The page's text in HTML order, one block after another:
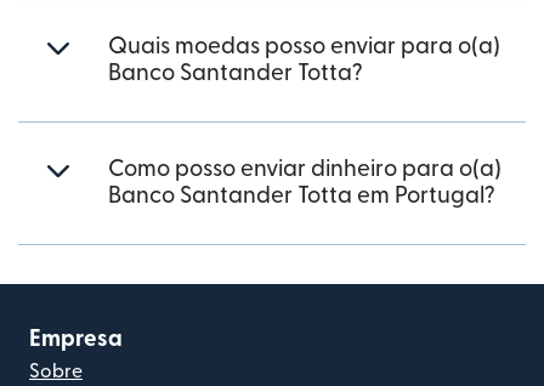
Quais moedas posso enviar para o(a)
Banco Santander Totta?
Como posso enviar dinheiro para o(a)
Banco Santander Totta em Portugal?
Empresa
Sobre